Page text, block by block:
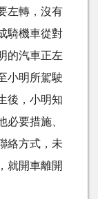
左轉，沒有
騎機車從對
的汽車正左
小明所駕駛
後，小明知
必要措施、
絡方式，未
就開車離開